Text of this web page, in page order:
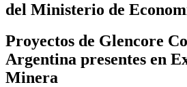
del Ministerio de
Proyectos de Glencore
Argentina presentes en
Minera